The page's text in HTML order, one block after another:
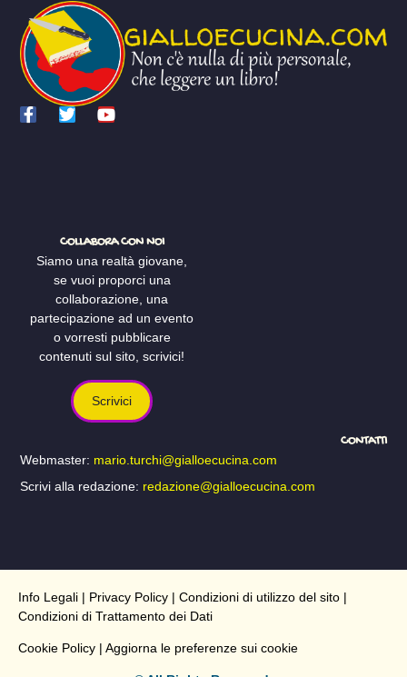
COLLABORA CON NOI
Siamo una realtà giovane,
se vuoi proporci una
collaborazione, una
partecipazione ad un evento
o vorresti pubblicare
contenuti sul sito, scrivici!
Scrivici
CONTATTI
Webmaster: mario.turchi@gialloecucina.com
Scrivi alla redazione: redazione@gialloecucina.com
Info Legali | Privacy Policy | Condizioni di utilizzo del sito |
Condizioni di Trattamento dei Dati
Cookie Policy | Aggiorna le preferenze sui cookie